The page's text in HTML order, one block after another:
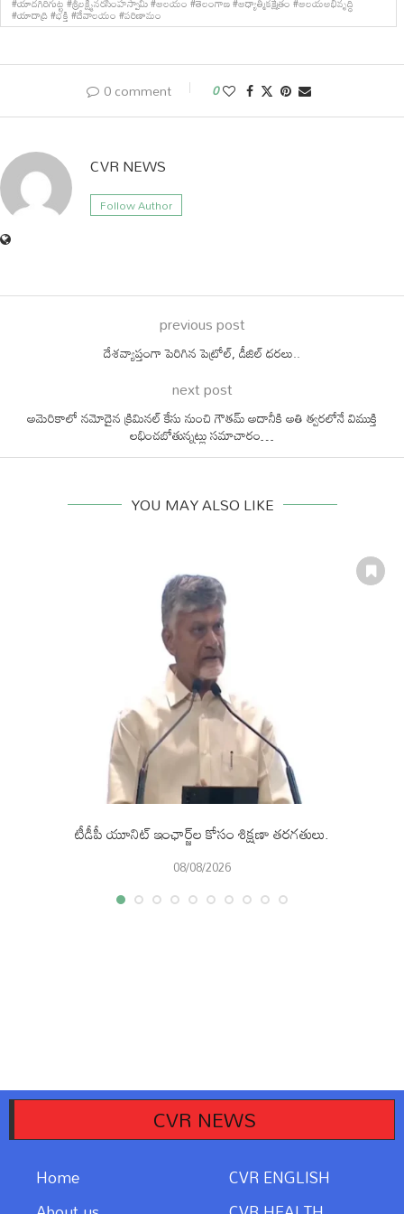
#యాదాద్రి #భక్తి #దేవాలయం #పరిణామం
0 comment 0
CVR NEWS
Follow Author
previous post
దేశవ్యాప్తంగా పెరిగిన పెట్రోల్‌, డీజిల్‌ ధరలు..
next post
అమెరికాలో నమోదైన క్రిమినల్‌ కేసు నుంచి గౌతమ్‌ అదానీకి అతి త్వరలోనే విముక్తి
లభించబోతున్నట్లు సమాచారం…
YOU MAY ALSO LIKE
టీడీపీ యూనిట్ ఇంఛార్జ్‌ల కోసం శిక్షణా తరగతులు.
08/08/2026
CVR NEWS
Home
CVR ENGLISH